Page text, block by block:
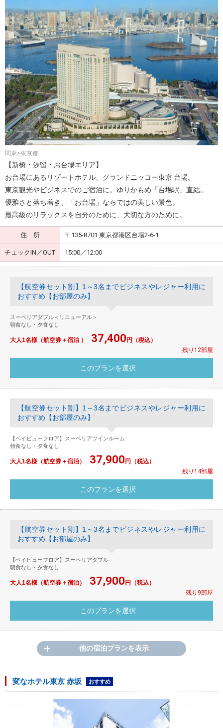
関東>東京都
【新橋・汐留・お台場エリア】
お台場にあるリゾートホテル、グランドニッコー東京 台場。
東京観光やビジネスでのご宿泊に。ゆりかもめ「台場駅」直結。
優雅さと落ち着き、「お台場」ならではの美しい景色。
最高級のリラックスを自分のために、大切な方のために。
住 所 〒135-8701 東京都港区台場2-6-1
チェックIN／OUT 15:00／12:00
【航空券セット割】1～3名までビジネスやレジャー利用に
おすすめ【お部屋のみ】
スーペリアダブル＜リニューアル＞
朝食なし・夕食なし
大人1名様（航空券＋宿泊 ） 37,400 円（税込）
残り12部屋
【航空券セット割】1～3名までビジネスやレジャー利用に
おすすめ【お部屋のみ】
【ベイビューフロア】スーペリアツインルーム
朝食なし・夕食なし
大人1名様（航空券＋宿泊） 37,900 円（税込）
残り14部屋
【航空券セット割】1～3名までビジネスやレジャー利用に
おすすめ【お部屋のみ】
【ベイビューフロア】スーペリアダブル
朝食なし・夕食なし
大人1名様（航空券＋宿泊） 37,900 円（税込）
残り9部屋
他の宿泊プランを表示
変なホテル東京 赤坂 おすすめ